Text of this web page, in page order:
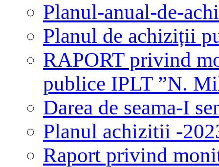
Planul-anual-de-
Planul de achiziții
RAPORT privind
publice IPLT ”N.
Darea de seama-I
Planul achizitii -
Raport privind